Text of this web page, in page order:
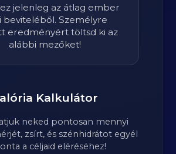
jelenleg az átlag ember
beviteléből. Személyre
eredményért töltsd ki az
alábbi mezőket!
Kalkulátor
neked pontosan mennyi
zsírt, és szénhidrátot egyél
a céljaid eléréséhez!